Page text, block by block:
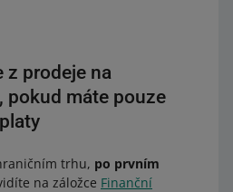
z prodeje na
pokud máte pouze
trhu, po prvním
na záložce Finanční